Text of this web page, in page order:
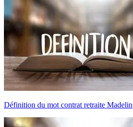
Définition du mot contrat retraite Madelin